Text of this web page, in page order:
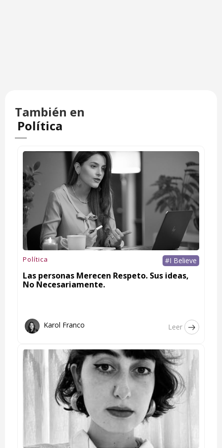
También en
Política
Política #I Believe
Las personas Merecen Respeto. Sus ideas,
No Necesariamente.
Karol Franco Leer